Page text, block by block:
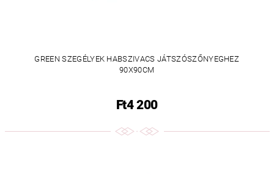
GREEN SZEGÉLYEK HABSZIVACS JÁTSZÓSZŐNYEGHEZ
90X90CM
Ft4 200